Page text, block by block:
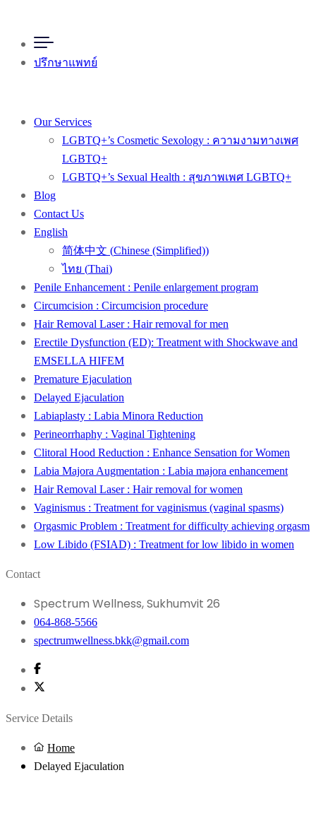
ปรึกษาแพทย์
Our Services
LGBTQ+’s Cosmetic Sexology : ความงามทางเพศ
LGBTQ+
LGBTQ+’s Sexual Health : สุขภาพเพศ LGBTQ+
Blog
Contact Us
English
简体中文 (Chinese (Simplified))
ไทย (Thai)
Penile Enhancement : Penile enlargement program
Circumcision : Circumcision procedure
Hair Removal Laser : Hair removal for men
Erectile Dysfunction (ED): Treatment with Shockwave and
EMSELLA HIFEM
Premature Ejaculation
Delayed Ejaculation
Labiaplasty : Labia Minora Reduction
Perineorrhaphy : Vaginal Tightening
Clitoral Hood Reduction : Enhance Sensation for Women
Labia Majora Augmentation : Labia majora enhancement
Hair Removal Laser : Hair removal for women
Vaginismus : Treatment for vaginismus (vaginal spasms)
Orgasmic Problem : Treatment for difficulty achieving orgasm
Low Libido (FSIAD) : Treatment for low libido in women
Contact
Spectrum Wellness, Sukhumvit 26
064-868-5566
spectrumwellness.bkk@gmail.com
Service Details
Home
Delayed Ejaculation